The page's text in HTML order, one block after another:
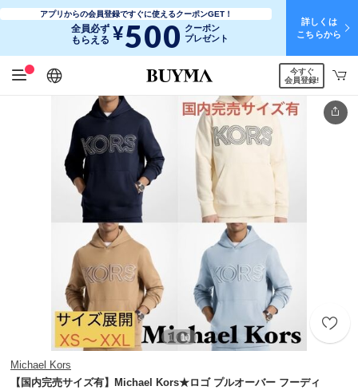
アプリからの会員登録ですぐに使えるクーポンGET！
全員必ず
もらえる ¥500 クーポン
プレゼント
詳しくは
こちらから
日本語
English
简体中文
繁體中文
今すぐ
会員登録!
1 / 10
Michael Kors
【国内完売サイズ有】Michael Kors★ロゴ プルオーバー フーディ